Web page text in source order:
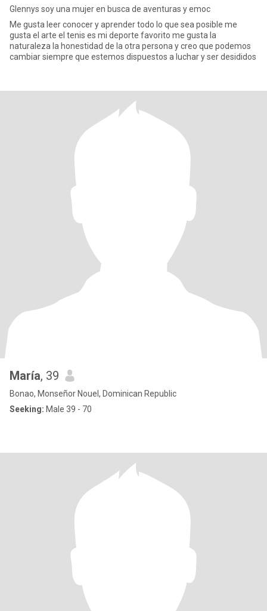
Glennys soy una mujer en busca de aventuras y emoc
Me gusta leer conocer y aprender todo lo que sea posible me
gusta el arte el tenis es mi deporte favorito me gusta la
naturaleza la honestidad de la otra persona y creo que podemos
cambiar siempre que estemos dispuestos a luchar y ser desididos
María, 39
Bonao, Monseñor Nouel, Dominican Republic
Seeking: Male 39 - 70